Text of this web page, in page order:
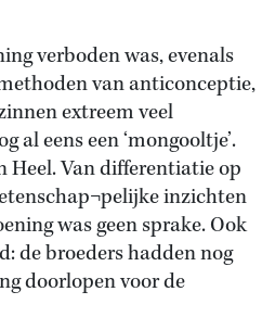
verboden was, evenals
van anticonceptie,
extreem veel
al eens een ‘mongooltje’.
Heel. Van differentiatie op
inzichten
was geen sprake. Ook
de broeders hadden nog
doorlopen voor de